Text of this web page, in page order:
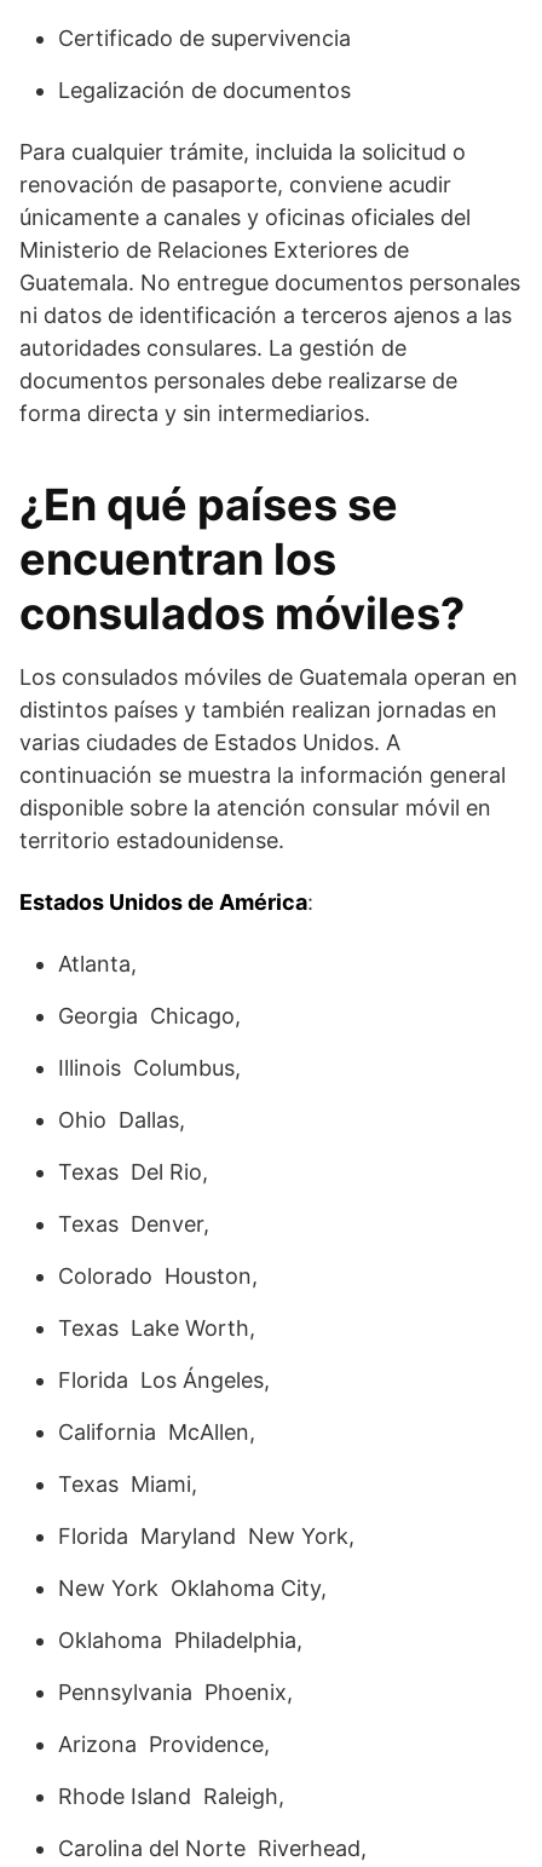
Certificado de supervivencia
Legalización de documentos
Para cualquier trámite, incluida la solicitud o
renovación de pasaporte, conviene acudir
únicamente a canales y oficinas oficiales del
Ministerio de Relaciones Exteriores de
Guatemala. No entregue documentos personales
ni datos de identificación a terceros ajenos a las
autoridades consulares. La gestión de
documentos personales debe realizarse de
forma directa y sin intermediarios.
¿En qué países se
encuentran los
consulados móviles?
Los consulados móviles de Guatemala operan en
distintos países y también realizan jornadas en
varias ciudades de Estados Unidos. A
continuación se muestra la información general
disponible sobre la atención consular móvil en
territorio estadounidense.
Estados Unidos de América:
Atlanta,
Georgia Chicago,
Illinois Columbus,
Ohio Dallas,
Texas Del Rio,
Texas Denver,
Colorado Houston,
Texas Lake Worth,
Florida Los Ángeles,
California McAllen,
Texas Miami,
Florida Maryland New York,
New York Oklahoma City,
Oklahoma Philadelphia,
Pennsylvania Phoenix,
Arizona Providence,
Rhode Island Raleigh,
Carolina del Norte Riverhead,